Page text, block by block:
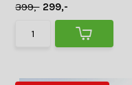
399,- 299,-